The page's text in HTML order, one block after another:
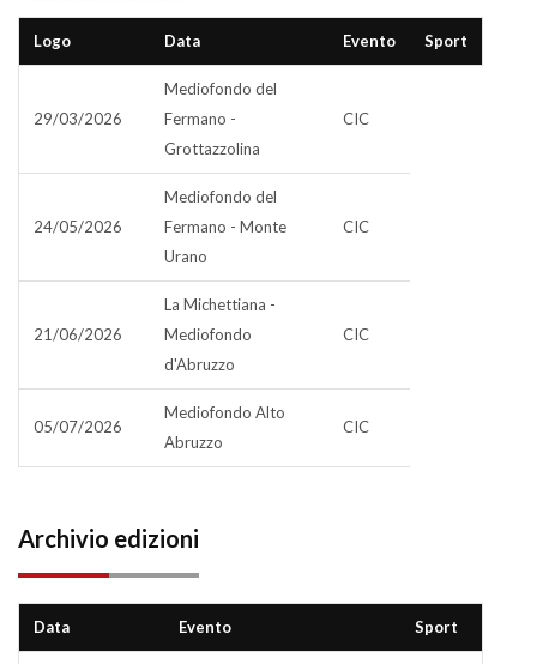
Logo Data Evento Sport
29/03/2026
Mediofondo del
Fermano -
Grottazzolina
CIC
24/05/2026
Mediofondo del
Fermano - Monte
Urano
CIC
21/06/2026
La Michettiana -
Mediofondo
d'Abruzzo
CIC
05/07/2026
Mediofondo Alto
Abruzzo
CIC
Archivio edizioni
Data Evento Sport